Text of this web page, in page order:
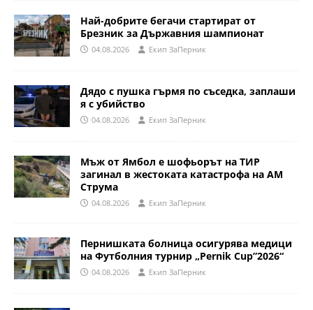
Най-добрите бегачи стартират от
Брезник за Държавния шампионат
04.08.2026 Eкип ЗаПерник
Дядо с пушка гърмя по съседка, заплаши
я с убийство
04.08.2026 Eкип ЗаПерник
Мъж от Ямбол е шофьорът на ТИР
загинал в жестоката катастрофа на АМ
Струма
04.08.2026 Eкип ЗаПерник
Пернишката болница осигурява медици
на Футболния турнир „Pernik Cup”2026“
04.08.2026 Eкип ЗаПерник